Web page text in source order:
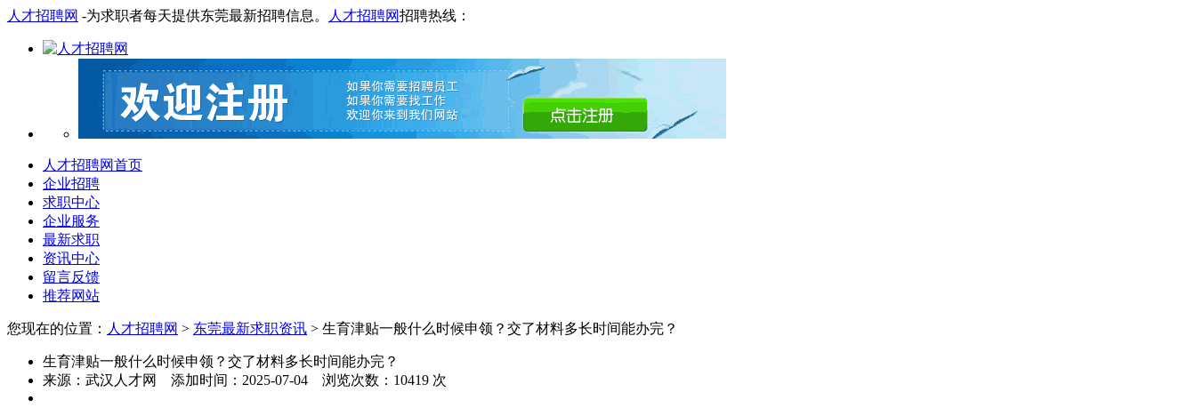
人才招聘网 -为求职者每天提供东莞最新招聘信息。 人才招聘网招聘热线：
人才招聘网首页
企业招聘
求职中心
企业服务
最新求职
资讯中心
留言反馈
推荐网站
您现在的位置： 人才招聘网 > 东莞最新求职资讯 > 生育津贴一般什么时候申领？交了材料多长时间能办完？
生育津贴一般什么时候申领？交了材料多长时间能办完？
来源： 武汉人才网 添加时间： 2025-07-04 浏览次数： 10419 次